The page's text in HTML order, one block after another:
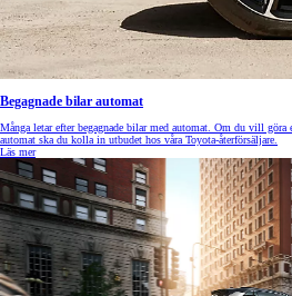
Begagnade bilar automat
Många letar efter begagnade bilar med automat. Om du vill göra
automat ska du kolla in utbudet hos våra Toyota-återförsäljare.
Läs mer